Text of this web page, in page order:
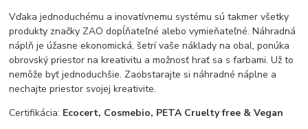
Vďaka jednoduchému a inovatívnemu systému sú takmer všetky
produkty značky ZAO dopĺňateľné alebo vymieňateľné. Náhradná
náplň je úžasne ekonomická, šetrí vaše náklady na obal, ponúka
obrovský priestor na kreativitu a možnosť hrať sa s farbami. Už to
nemôže byť jednoduchšie. Zaobstarajte si náhradné náplne a
nechajte priestor svojej kreativite.
Certifikácia: Ecocert, Cosmebio, PETA Cruelty free & Vegan